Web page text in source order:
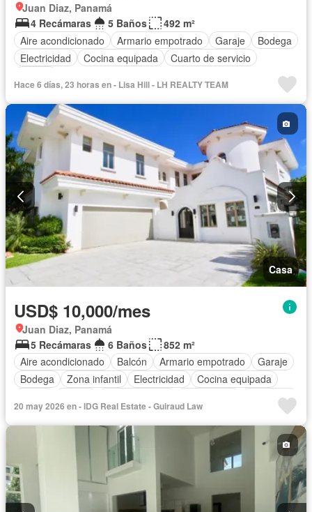
Juan Diaz, Panamá
4 Recámaras
5 Baños
492 m²
Aire acondicionado
Armario empotrado Garaje
Bodega
Electricidad
Cocina equipada
Cuarto de servicio
Hace 6 días, 23 horas en - Lisa Hill - LH REALTY TEAM
Casa
USD$ 10,000/mes
Juan Diaz, Panamá
5 Recámaras
6 Baños
852 m²
Aire acondicionado
Balcón Armario empotrado
Garaje
Bodega
Zona infantil Electricidad
Cocina equipada
Seguridad
Cuarto de servicio
Piscina Agua
20 may 2026 en - IDG Real Estate - Guiraud Law